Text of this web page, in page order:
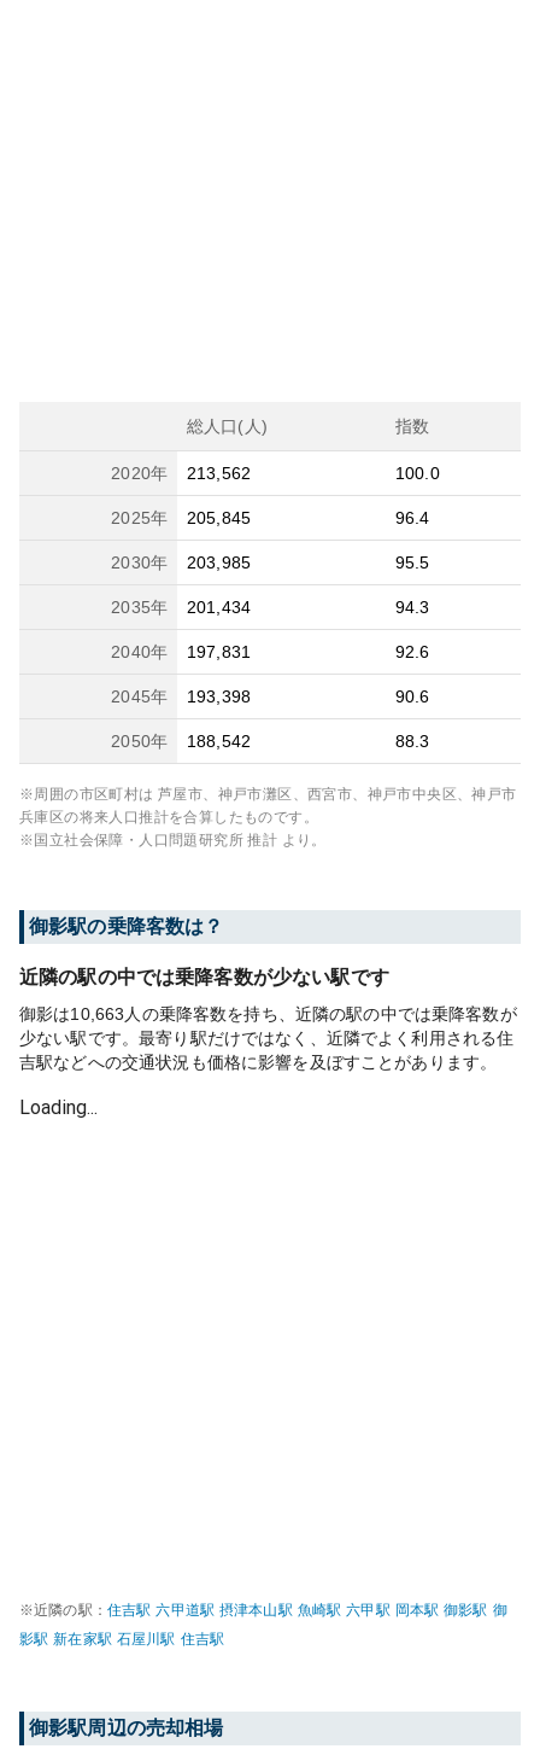
総人口(人) 指数
2020年 213,562 100.0
2025年 205,845 96.4
2030年 203,985 95.5
2035年 201,434 94.3
2040年 197,831 92.6
2045年 193,398 90.6
2050年 188,542 88.3
※周囲の市区町村は 芦屋市、神戸市灘区、西宮市、神戸市中央区、神戸市
兵庫区の将来人口推計を合算したものです。
※国立社会保障・人口問題研究所 推計 より。
御影駅の乗降客数は？
近隣の駅の中では乗降客数が少ない駅です
御影は10,663人の乗降客数を持ち、近隣の駅の中では乗降客数が
少ない駅です。最寄り駅だけではなく、近隣でよく利用される住
吉駅などへの交通状況も価格に影響を及ぼすことがあります。
Loading...
※近隣の駅： 住吉駅 六甲道駅 摂津本山駅 魚崎駅 六甲駅 岡本駅 御影駅 御
影駅 新在家駅 石屋川駅 住吉駅
御影駅周辺の売却相場